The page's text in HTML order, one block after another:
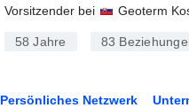
Vorsitzender bei Geoterm
58 Jahre 83
Persönliches Netzwerk